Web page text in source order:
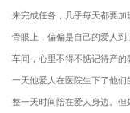
来完成任务，几乎每天都要
骨眼上，偏偏是自己的爱人
车间，心里不得不惦记待产
一天他爱人在医院生下了他
整一天时间陪在爱人身边。